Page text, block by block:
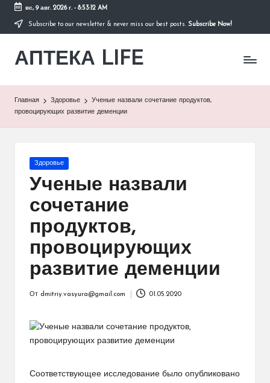
Перейти
содержимому
вс, 9 авг. 2026 г.- 8:53:12 AM
Subscribe to our newsletter & never miss our best posts. Subscribe Now!
АПТЕКА LIFE
сайт
Главная Здоровье
Ученые назвали сочетание продуктов,
провоцирующих развитие деменции
Опубликовано
Здоровье
Ученые назвали
сочетание
продуктов,
провоцирующих
развитие деменции
От dmitriy.vasyura@gmail.com 01.05.2020
Соответствующее исследование было опубликовано